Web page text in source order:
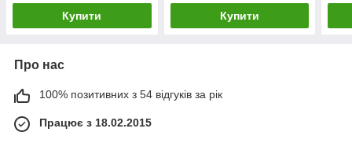
Купити Купити
Про нас
100% позитивних з 54 відгуків за рік
Працює з 18.02.2015